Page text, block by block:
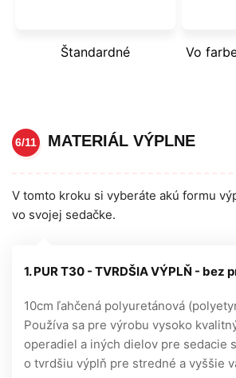
Štandardné Vo
6/11 MATERIÁL VÝPLNE
V tomto kroku si vyberáte akú formu
vo svojej sedačke.
1. PUR T30 - TVRDŠIA VÝPLŇ - bez
10cm ľahčená polyuretánová
Používa sa pre výrobu vysoko
operadiel a iných dielov pre sedacie
o tvrdšiu výplň pre stredné a vyššie